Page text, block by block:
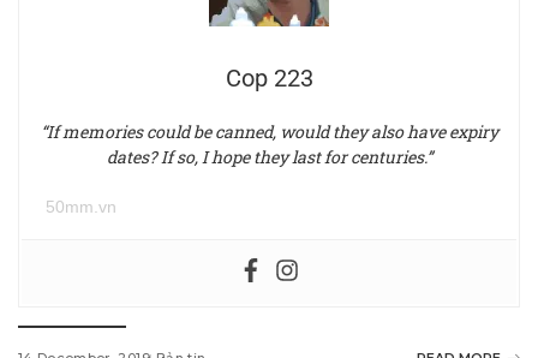
Cop 223
“If memories could be canned, would they also have expiry
dates? If so, I hope they last for centuries.”
50mm.vn